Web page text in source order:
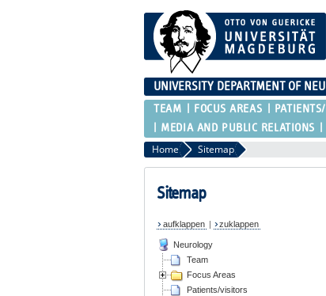
UNIVERSITY DEPARTMENT OF
TEAM FOCUS AREAS
MEDIA AND PUBLIC RELATIONS
Home Sitemap
Sitemap
aufklappen | zuklappen
Neurology
Team
Focus Areas
Patients/visitors